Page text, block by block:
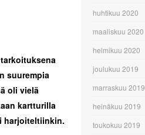
suurempia
oli vielä
kartturilla
harjoiteltiinkin.
huhtikuu 2020
maaliskuu 2020
helmikuu 2020
joulukuu 2019
marraskuu 2019
heinäkuu 2019
toukokuu 2019